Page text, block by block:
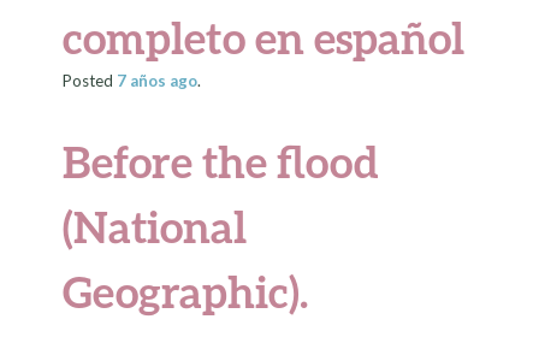
completo en español
Posted 7 años ago.
Before the flood
(National
Geographic).